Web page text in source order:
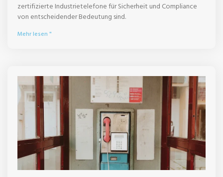
zertifizierte Industrietelefone für Sicherheit und Compliance
von entscheidender Bedeutung sind.
Mehr lesen "